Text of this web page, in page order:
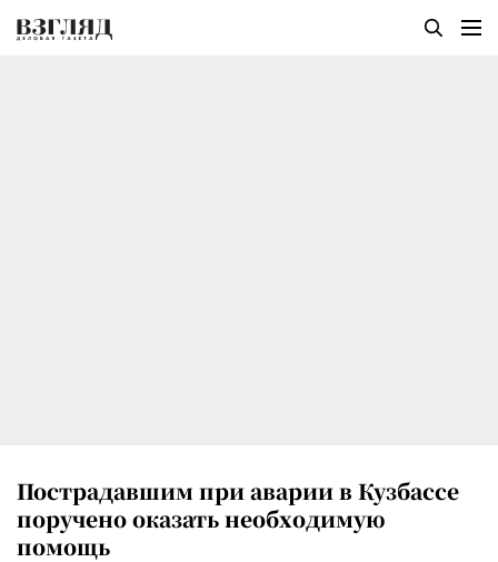
Пострадавшим при аварии в Кузбассе
поручено оказать необходимую
помощь